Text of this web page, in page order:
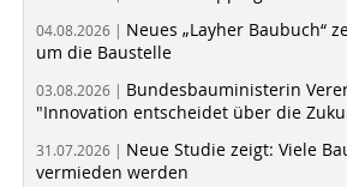
04.08.2026 | Neues „Layher Baubuch“
um die Baustelle
03.08.2026 | Bundesbauministerin
"Innovation entscheidet über die
31.07.2026 | Neue Studie zeigt: Viele
vermieden werden